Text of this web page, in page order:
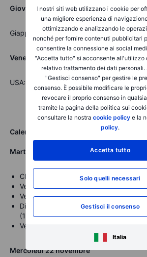
I nostri siti web utilizzano i cookie per
una migliore esperienza di
ottimizzando e analizzando le
nonché per fornire contenuti pubblicitari
consentire la connessione ai social
"Accetta tutto" si acconsente all'utilizzo
relativo trattamento dei dati personali.
"Gestisci consenso" per gestire le
consenso. È possibile modificare le
revocare il proprio consenso in
tramite la pagina della politica sui
consultare la nostra cookie policye la
policy.
Accetta tutto
Solo quelli necessari
Gestisci il consenso
Italia
Giovedì 23 novembre
Giappone: Chow Tai Fook Jewellery Group
Venerdì 24 novembre
USA: H World Group Ltd
Calendario Macroeconomico BG SAXO
Martedì 21 novembre
CPI Canada (mese su mese) - (14:30)
Vendite di abitazioni esistenti (ottobre)
Vendite di abitazioni esistenti USA -
Discorso della Presidente della BCE
(17:00)
Verbali di riunione del FOMC USA -
Mercoledì22 novembre